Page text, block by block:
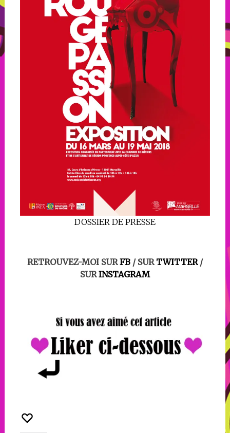
DOSSIER DE PRESSE
RETROUVEZ-MOI SUR FB / SUR TWITTER/
SURINSTAGRAM